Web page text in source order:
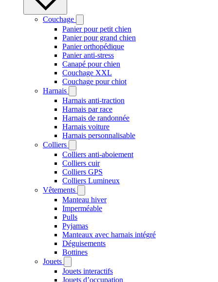
Couchage
Panier pour petit chien
Panier pour grand chien
Panier orthopédique
Panier anti-stress
Canapé pour chien
Couchage XXL
Couchage pour chiot
Harnais
Harnais anti-traction
Harnais par race
Harnais de randonnée
Harnais voiture
Harnais personnalisable
Colliers
Colliers anti-aboiement
Colliers cuir
Colliers GPS
Colliers Lumineux
Vêtements
Manteau hiver
Imperméable
Pulls
Pyjamas
Manteaux avec harnais intégré
Déguisements
Bottines
Jouets
Jouets interactifs
Jouets d’occupation